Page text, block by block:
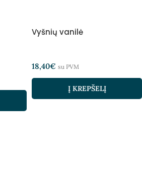
Vyšnių vanilė
18,40€ su PVM
Į KREPŠELĮ